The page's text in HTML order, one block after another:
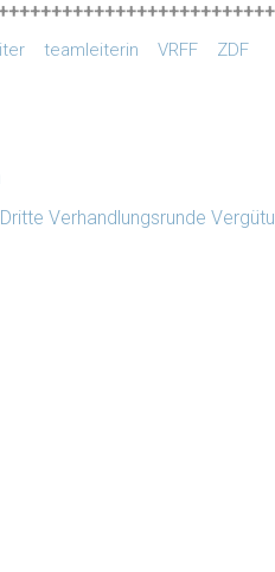
teamleiterin VRFF ZDF
Dritte Verhandlungsrunde